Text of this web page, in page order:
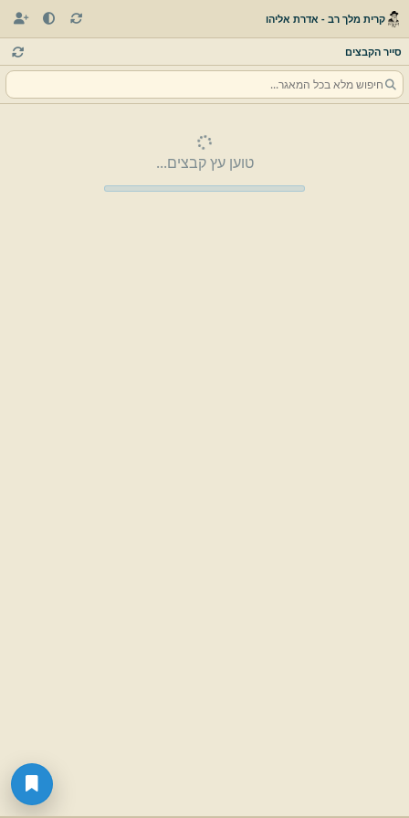
קרית מלך רב - אדרת אליהו
סייר הקבצים
טוען עץ קבצים...